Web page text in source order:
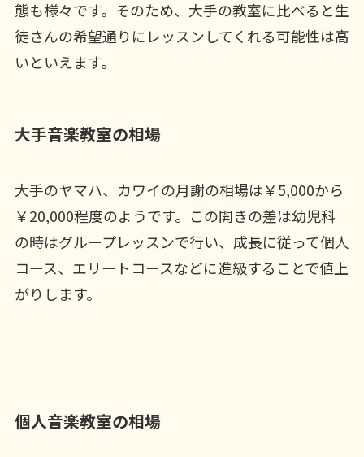
態も様々です。そのため、大手の教室に比べると生
徒さんの希望通りにレッスンしてくれる可能性は高
いといえます。
大手音楽教室の相場
大手のヤマハ、カワイの月謝の相場は￥5,000から
￥20,000程度のようです。この開きの差は幼児科
の時はグループレッスンで行い、成長に従って個人
コース、エリートコースなどに進級することで値上
がりします。
個人音楽教室の相場